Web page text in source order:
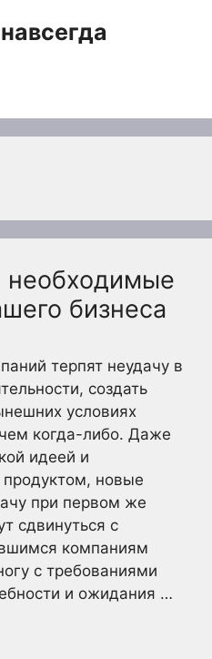
необходимые
бизнеса
терпят неудачу в
создать
условиях
когда-либо. Даже
идеей и
новые
при первом же
сдвинуться с
компаниям
с требованиями
и ожидания …